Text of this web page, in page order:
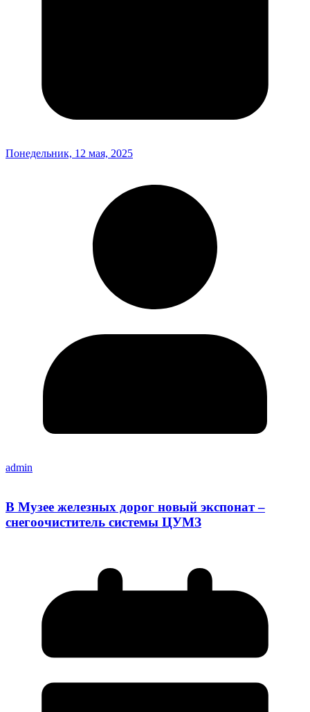
Понедельник, 12 мая, 2025
admin
В Музее железных дорог новый экспонат –
снегоочиститель системы ЦУМЗ